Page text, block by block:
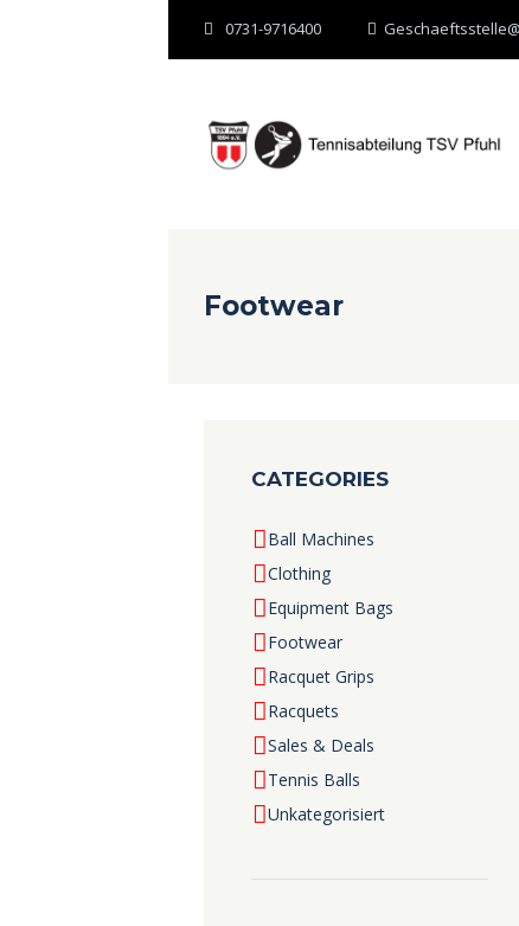
0731-9716400
Footwear
CATEGORIES
Ball Machines
Clothing
Equipment Bags
Footwear
Racquet Grips
Racquets
Sales & Deals
Tennis Balls
Unkategorisiert